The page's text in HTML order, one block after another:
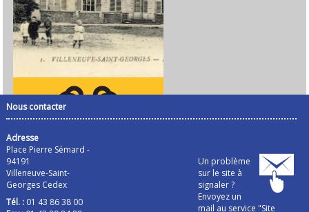
Nous contacter
Adresse
Place Pierre Sémard -
94191
Villeneuve-Saint-
Georges Cedex
Tél. :01 43 86 38 00
Un problème
sur le site à
signaler ?
Envoyez un
mail au service "Site